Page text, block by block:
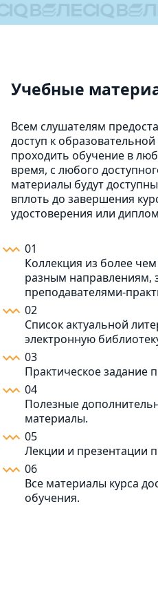
Учебные
Всем слушателям
доступ к
проходить обучение в
время, с любого
материалы будут
вплоть до завершения
удостоверения или
01
Коллекция из более
разным направлениям,
преподавателями-
02
Список актуальной
электронную
03
Практическое задание
04
Полезные
материалы.
05
Лекции и презентации
06
Все материалы курса
обучения.